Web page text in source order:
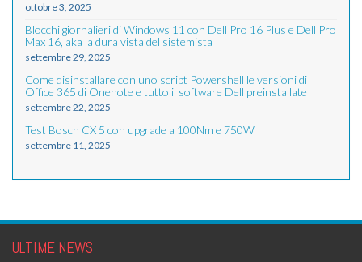
ottobre 3, 2025
Blocchi giornalieri di Windows 11 con Dell Pro 16 Plus e Dell Pro
Max 16, aka la dura vista del sistemista
settembre 29, 2025
Come disinstallare con uno script Powershell le versioni di
Office 365 di Onenote e tutto il software Dell preinstallate
settembre 22, 2025
Test Bosch CX 5 con upgrade a 100Nm e 750W
settembre 11, 2025
ULTIME NEWS